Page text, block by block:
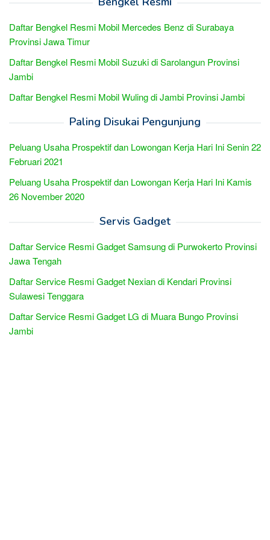
Daftar Bengkel Resmi Mobil Mercedes Benz di Surabaya
Provinsi Jawa Timur
Daftar Bengkel Resmi Mobil Suzuki di Sarolangun Provinsi
Jambi
Daftar Bengkel Resmi Mobil Wuling di Jambi Provinsi Jambi
Paling Disukai Pengunjung
Peluang Usaha Prospektif dan Lowongan Kerja Hari Ini Senin 22
Februari 2021
Peluang Usaha Prospektif dan Lowongan Kerja Hari Ini Kamis
26 November 2020
Servis Gadget
Daftar Service Resmi Gadget Samsung di Purwokerto Provinsi
Jawa Tengah
Daftar Service Resmi Gadget Nexian di Kendari Provinsi
Sulawesi Tenggara
Daftar Service Resmi Gadget LG di Muara Bungo Provinsi
Jambi